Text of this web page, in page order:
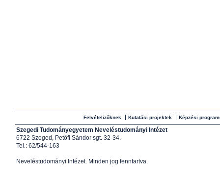
Felvételizőknek Kutatási projektek Képzési
Szegedi Tudományegyetem Neveléstudományi Intézet
6722 Szeged, Petőfi Sándor sgt. 32-34.
Tel.: 62/544-163
Neveléstudományi Intézet. Minden jog fenntartva.